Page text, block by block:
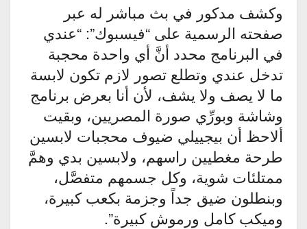
وكشف مدكور في بث مباشر له عبر
صفحته الرسمية على “فيسبوك”: “عندي
في البرنامج محدد أنَّ أي واحدة محجبة
تدخل عندي وتطلع تصور لازم تكون لابسة
ما لا يصف ولا يشف، لأن أنا بعرض برنامج
وشاشة وبورِّي صورة المصريين، وبقيت
ألاحظ أن بيجييلي ضيوف محجبات لابسين
طرحة مغطيين راسهم، ولابسين بدي وهمَّ
ممتلئات شوية، وكل جسمهم متفصَّل،
وبنطلون ضيق جداً وجزمة بكعب كبيرة،
وميكب كامل ورموش كبيرة”.